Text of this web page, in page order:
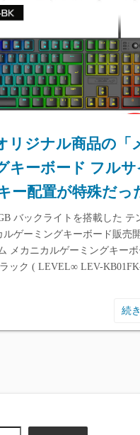
リジナル商品の「
キーボード フル
ー配置が特殊だっ
バックライトを搭載した テ
ルゲーミングキーボード販売
メカニカルゲーミングキー
ック ( LEVEL∞ LEV-
続